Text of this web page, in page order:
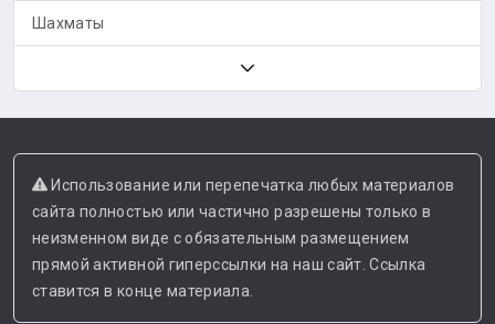
Шахматы
Использование или перепечатка любых материалов
сайта полностью или частично разрешены только в
неизменном виде с обязательным размещением
прямой активной гиперссылки на наш сайт. Ссылка
ставится в конце материала.